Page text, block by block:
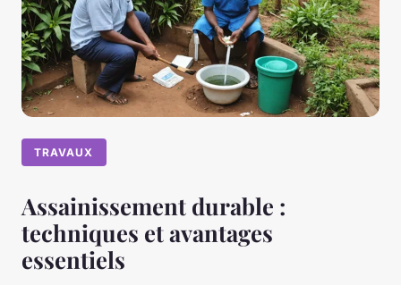
TRAVAUX
Assainissement durable :
techniques et avantages
essentiels